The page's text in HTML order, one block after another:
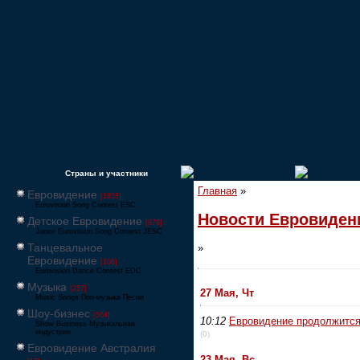
Страны и участники
Евровидение [1858]
Eurovision Song Contest ESC
Детское Евровидение [878]
Junior Eurovision Song Contest JESC
Танцевальное
Евровидение [106]
Eurovision Dance Contest EDC
Музыка [257]
Music Songs Поп-музыка Песни
Шоу-бизнес [564]
Show Business Музыкальная
индустрия
Евровидение Австралия
Главная »
Новости
»
27 Мая, Чт
10:12 Евровидение
(0)